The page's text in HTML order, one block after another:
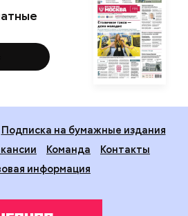
Подписка на бумажные издания
Команда
Контакты
информация